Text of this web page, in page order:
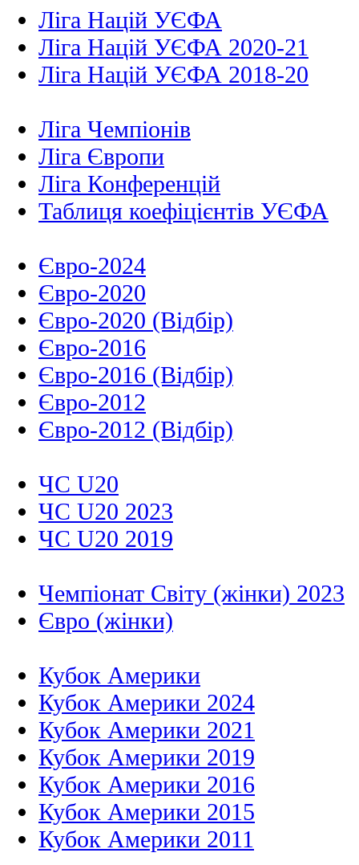
Ліга Націй УЄФА
Ліга Націй УЄФА 2020-21
Ліга Націй УЄФА 2018-20
Ліга Чемпіонів
Ліга Європи
Ліга Конференцій
Таблиця коефіцієнтів УЄФА
Євро-2024
Євро-2020
Євро-2020 (Відбір)
Євро-2016
Євро-2016 (Відбір)
Євро-2012
Євро-2012 (Відбір)
ЧС U20
ЧС U20 2023
ЧС U20 2019
Чемпіонат Світу (жінки) 2023
Євро (жінки)
Кубок Америки
Кубок Америки 2024
Кубок Америки 2021
Кубок Америки 2019
Кубок Америки 2016
Кубок Америки 2015
Кубок Америки 2011